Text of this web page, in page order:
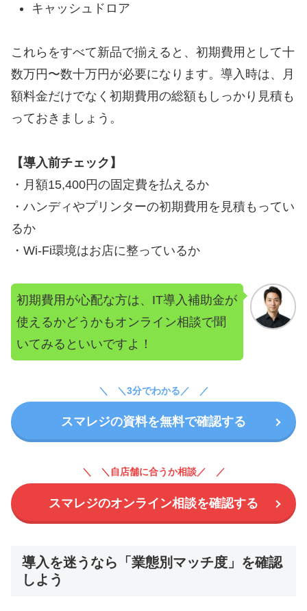
キャッシュドロア
これらをすべて新品で揃えると、初期費用として十
数万円〜数十万円が必要になります。導入時は、月
額料金だけでなく初期費用の総額もしっかり見積も
っておきましょう。
【導入前チェック】
・月額15,400円の固定費を払えるか
・ハンディやプリンターの初期費用を見積もってい
るか
・Wi-Fi環境はお店に整っているか
初期費用が心配な方は、IT導入補助金が
使えるかどうかもオンライン相談で聞
いてみるといいですよ！
＼3分でわかる／
スマレジの資料を無料で確認する
＼自店舗に合うか相談／
スマレジのオンライン相談を確認する
導入を迷うなら「業態別マッチ度」を確認
しよう